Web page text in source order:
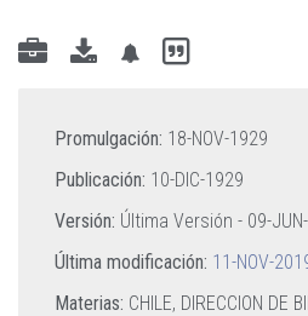
Promulgación: 18-NOV-1929
Publicación: 10-DIC-1929
Versión: Última Versión - 09-
Última modificación: 11-NOV-
Materias: CHILE, DIRECCION DE